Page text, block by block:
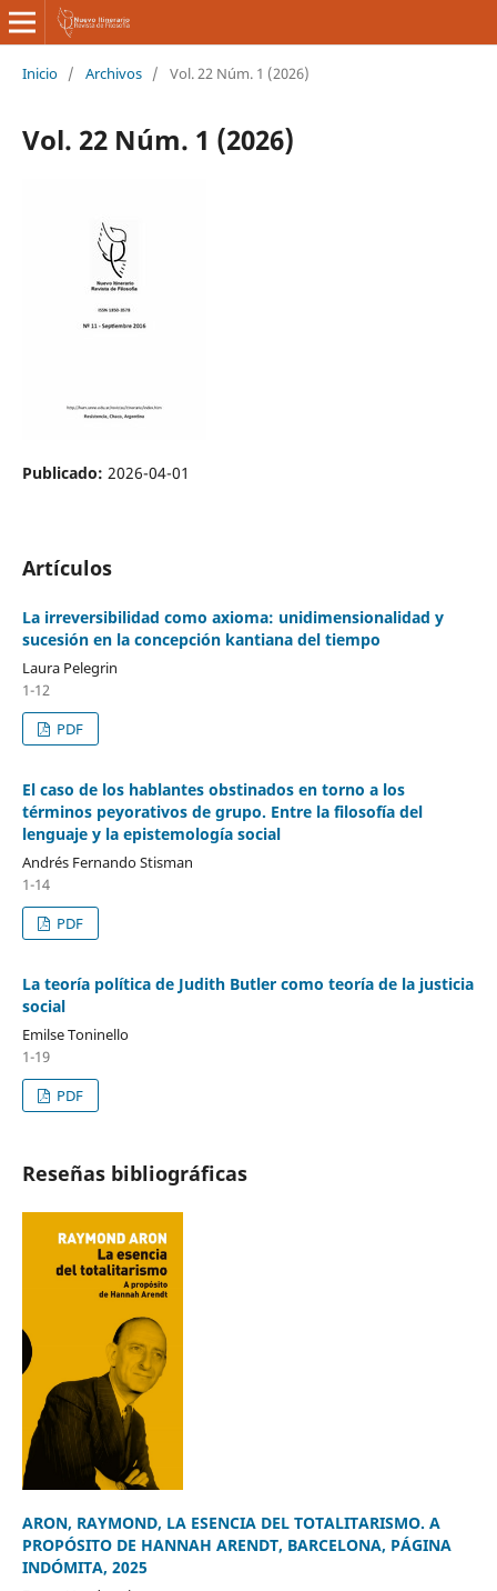
Inicio / Archivos / Vol. 22 Núm. 1 (2026)
Vol. 22 Núm. 1 (2026)
Publicado: 2026-04-01
Artículos
La irreversibilidad como axioma: unidimensionalidad y
sucesión en la concepción kantiana del tiempo
Laura Pelegrin
1-12
PDF
El caso de los hablantes obstinados en torno a los
términos peyorativos de grupo. Entre la filosofía del
lenguaje y la epistemología social
Andrés Fernando Stisman
1-14
PDF
La teoría política de Judith Butler como teoría de la justicia
social
Emilse Toninello
1-19
PDF
Reseñas bibliográficas
ARON, RAYMOND, LA ESENCIA DEL TOTALITARISMO. A
PROPÓSITO DE HANNAH ARENDT, BARCELONA, PÁGINA
INDÓMITA, 2025